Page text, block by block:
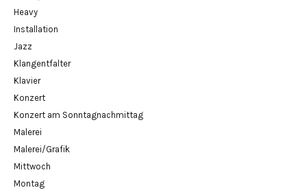
Heavy
Installation
Jazz
Klangentfalter
Klavier
Konzert
Konzert am Sonntagnachmittag
Malerei
Malerei/Grafik
Mittwoch
Montag